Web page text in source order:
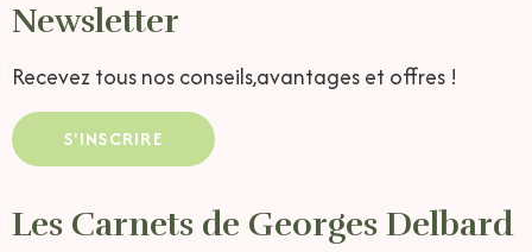
Newsletter
Recevez tous nos conseils,avantages et offres !
S'INSCRIRE
Les Carnets de Georges Delbard